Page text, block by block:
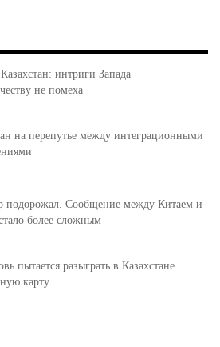
интриги Запада
не помеха
на перепутье между интеграционными
подорожал. Сообщение между Китаем и
более сложным
пытается разыграть в Казахстане
карту